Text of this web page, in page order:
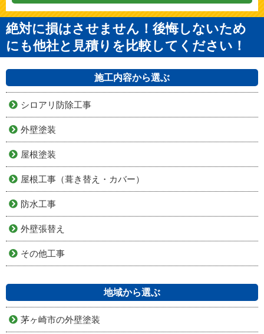
絶対に損はさせません！後悔しないため
にも他社と見積りを比較してください！
施工内容から選ぶ
シロアリ防除工事
外壁塗装
屋根塗装
屋根工事（葺き替え・カバー）
防水工事
外壁張替え
その他工事
地域から選ぶ
茅ヶ崎市の外壁塗装